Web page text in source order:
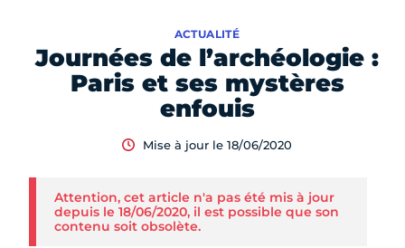
Journées de l’archéologie :
Paris et ses mystères
enfouis
ACTUALITÉ
Mise à jour le 18/06/2020
Attention, cet article n'a pas été mis à jour
depuis le 18/06/2020, il est possible que son
contenu soit obsolète.